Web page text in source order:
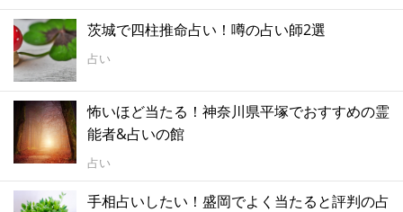
茨城で四柱推命占い！噂の占い師2選
占い
怖いほど当たる！神奈川県平塚でおすすめの霊
能者&占いの館
占い
手相占いしたい！盛岡でよく当たると評判の占